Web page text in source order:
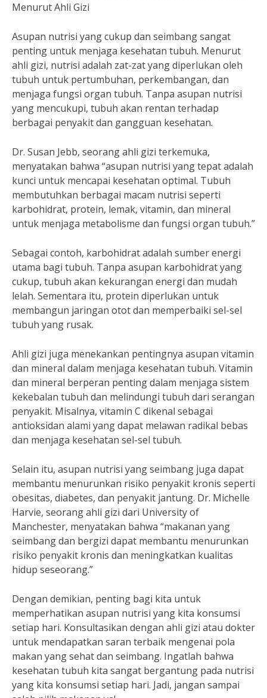
Menurut Ahli Gizi
Asupan nutrisi yang cukup dan seimbang sangat
penting untuk menjaga kesehatan tubuh. Menurut
ahli gizi, nutrisi adalah zat-zat yang diperlukan oleh
tubuh untuk pertumbuhan, perkembangan, dan
menjaga fungsi organ tubuh. Tanpa asupan nutrisi
yang mencukupi, tubuh akan rentan terhadap
berbagai penyakit dan gangguan kesehatan.
Dr. Susan Jebb, seorang ahli gizi terkemuka,
menyatakan bahwa “asupan nutrisi yang tepat adalah
kunci untuk mencapai kesehatan optimal. Tubuh
membutuhkan berbagai macam nutrisi seperti
karbohidrat, protein, lemak, vitamin, dan mineral
untuk menjaga metabolisme dan fungsi organ tubuh.”
Sebagai contoh, karbohidrat adalah sumber energi
utama bagi tubuh. Tanpa asupan karbohidrat yang
cukup, tubuh akan kekurangan energi dan mudah
lelah. Sementara itu, protein diperlukan untuk
membangun jaringan otot dan memperbaiki sel-sel
tubuh yang rusak.
Ahli gizi juga menekankan pentingnya asupan vitamin
dan mineral dalam menjaga kesehatan tubuh. Vitamin
dan mineral berperan penting dalam menjaga sistem
kekebalan tubuh dan melindungi tubuh dari serangan
penyakit. Misalnya, vitamin C dikenal sebagai
antioksidan alami yang dapat melawan radikal bebas
dan menjaga kesehatan sel-sel tubuh.
Selain itu, asupan nutrisi yang seimbang juga dapat
membantu menurunkan risiko penyakit kronis seperti
obesitas, diabetes, dan penyakit jantung. Dr. Michelle
Harvie, seorang ahli gizi dari University of
Manchester, menyatakan bahwa “makanan yang
seimbang dan bergizi dapat membantu menurunkan
risiko penyakit kronis dan meningkatkan kualitas
hidup seseorang.”
Dengan demikian, penting bagi kita untuk
memperhatikan asupan nutrisi yang kita konsumsi
setiap hari. Konsultasikan dengan ahli gizi atau dokter
untuk mendapatkan saran terbaik mengenai pola
makan yang sehat dan seimbang. Ingatlah bahwa
kesehatan tubuh kita sangat bergantung pada nutrisi
yang kita konsumsi setiap hari. Jadi, jangan sampai